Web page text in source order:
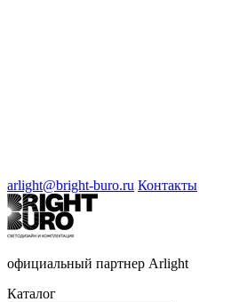
arlight@bright-buro.ru Контакты
официальный партнер Arlight
Каталог